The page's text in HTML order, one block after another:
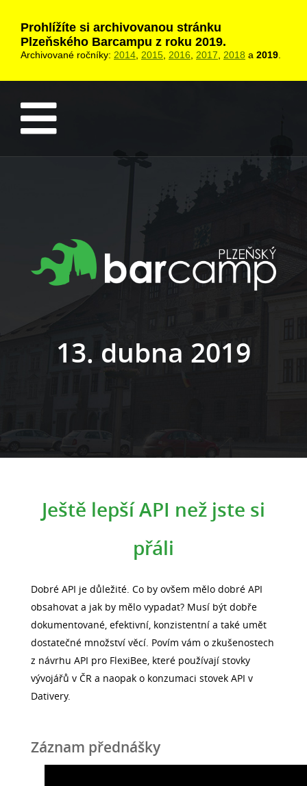
Prohlížíte si archivovanou stránku
Plzeňského Barcampu z roku 2019.
Archivované ročníky: 2014 2015 2016 2017 2018 a 2019
13. dubna 2019
Ještě lepší API než jste si
přáli
Dobré API je důležité. Co by ovšem mělo dobré API
obsahovat a jak by mělo vypadat? Musí být dobře
dokumentované, efektivní, konzistentní a také umět
dostatečné množství věcí. Povím vám o zkušenostech
z návrhu API pro FlexiBee, které používají stovky
vývojářů v ČR a naopak o konzumaci stovek API v
Dativery.
Záznam přednášky